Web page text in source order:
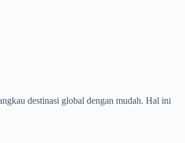
destinasi global dengan mudah. Hal ini